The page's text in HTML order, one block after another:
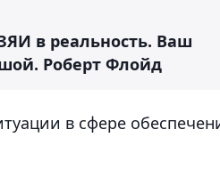
в реальность. Ваш
Роберт Флойд
в сфере